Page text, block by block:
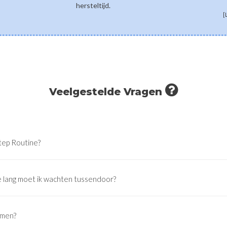
hersteltijd.
Veelgestelde Vragen
Routine?
moet ik wachten tussendoor?